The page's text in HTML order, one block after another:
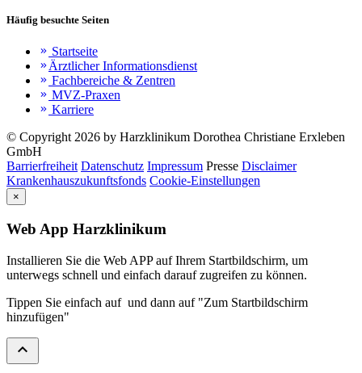
Häufig besuchte Seiten
keyboard_double_arrow_right Startseite
keyboard_double_arrow_rightÄrztlicher Informationsdienst
keyboard_double_arrow_right Fachbereiche & Zentren
keyboard_double_arrow_right MVZ-Praxen
keyboard_double_arrow_right Karriere
© Copyright 2026 by Harzklinikum Dorothea Christiane Erxleben
GmbH
Barrierfreiheit Datenschutz Impressum Presse Disclaimer
Krankenhauszukunftsfonds Cookie-Einstellungen
×
Web App Harzklinikum
Installieren Sie die Web APP auf Ihrem Startbildschirm, um
unterwegs schnell und einfach darauf zugreifen zu können.
Tippen Sie einfach auf und dann auf "Zum Startbildschirm
hinzufügen"
expand_less